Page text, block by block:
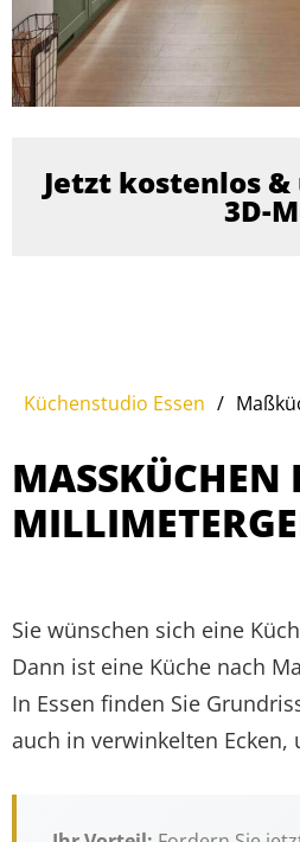
Jetzt kostenlos
3D-
Küchenstudio Essen /
MASSKÜCHEN
Sie wünschen sich eine
Dann ist eine Küche nach
In Essen finden Sie
auch in verwinkelten